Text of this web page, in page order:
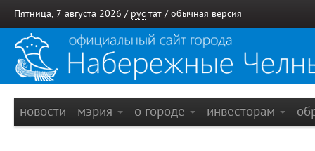
Пятница, 7 августа 2026 / рус тат / обычная версия
новости мэрия о городе инвесторам